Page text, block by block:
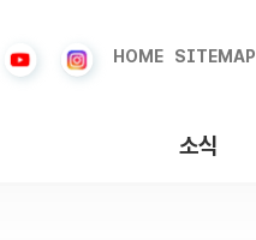
HOME SITEMAP
소식